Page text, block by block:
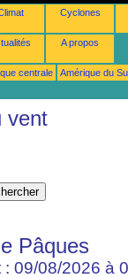
Cyclones
A propos
centrale
Amérique du
vent
Pâques
09/08/2026 à